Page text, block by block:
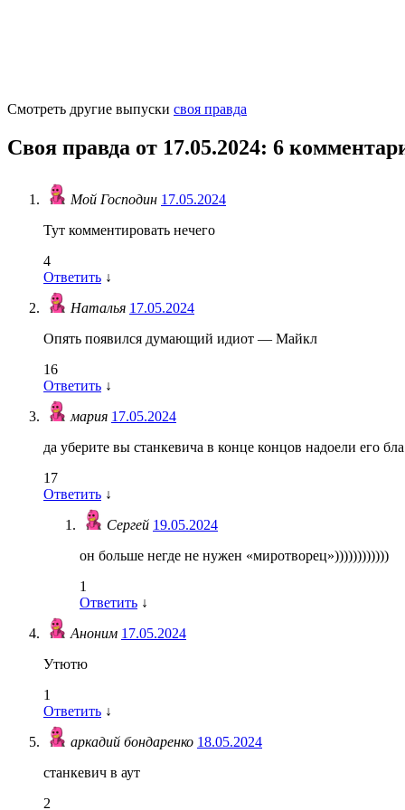
Смотреть другие выпуски своя правда
Своя правда от 17.05.2024: 6
Мой Господин 17.05.2024
Тут комментировать нечего
4
Ответить ↓
Наталья 17.05.2024
Опять появился думающий идиот — Майкл
16
Ответить ↓
мария 17.05.2024
да уберите вы станкевича в конце концов надоели его
17
Ответить ↓
Сергей 19.05.2024
он больше негде не нужен «миротворец»))))))))))))
1
Ответить ↓
Аноним 17.05.2024
Утютю
1
Ответить ↓
аркадий бондаренко 18.05.2024
станкевич в аут
2